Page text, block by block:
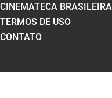
CINEMATECA BRASILEIRA
TERMOS DE USO
CONTATO